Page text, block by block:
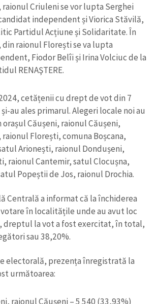
raionul Criuleni se vor lupta Serghei
independent și Viorica Stăvilă,
Partidul Acțiune și Solidaritate. În
raionul Florești se va lupta
Fiodor Belîi și Irina Volciuc de la
RENAŞTERE.
cetățenii cu drept de vot din 7
au ales primarul. Alegeri locale noi au
Căușeni, raionul Căușeni,
Florești, comuna Boșcana,
Arionești, raionul Dondușeni,
raionul Cantemir, satul Clocușna,
Popeștii de Jos, raionul Drochia.
Centrală a informat că la închiderea
în localitățile unde au avut loc
dreptul la vot a fost exercitat, în total,
sau 38,20%.
electorală, prezența înregistrată la
următoarea:
raionul Căușeni – 5 540 (33,93%)